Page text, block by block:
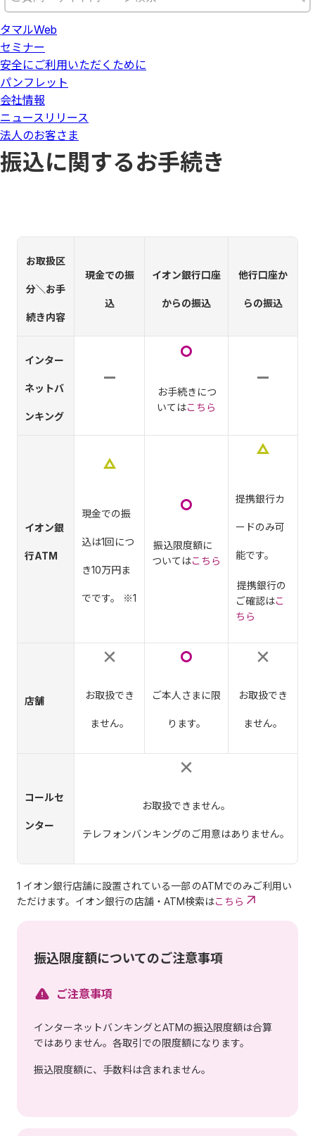
タマルWeb
セミナー
安全にご利用いただくために
パンフレット
会社情報
ニュースリリース
法人のお客さま
振込に関するお手続き
お取扱区
分＼お手
続き内容
現金での振
込
イオン銀行口座
からの振込
他行口座か
らの振込
インター
ネットバ
ンキング
お手続きにつ
いてはこちら
イオン銀
行ATM
現金での振
込は1回につ
き10万円ま
でです。 ※1
振込限度額に
ついてはこちら
提携銀行カ
ードのみ可
能です。
提携銀行の
ご確認はこ
ちら
店舗 お取扱でき
ません。
ご本人さまに限
ります。
お取扱でき
ません。
コールセ
ンター
お取扱できません。
テレフォンバンキングのご用意はありません。
1 イオン銀行店舗に設置されている一部 のATMでのみご利用い
ただけます。イオン銀行の店舗・ATM検索はこちら
振込限度額についてのご注意事項
ご注意事項
インターネットバンキングとATMの振込限度額は合算
ではありません。各取引での限度額になります。
振込限度額に、手数料は含まれません。